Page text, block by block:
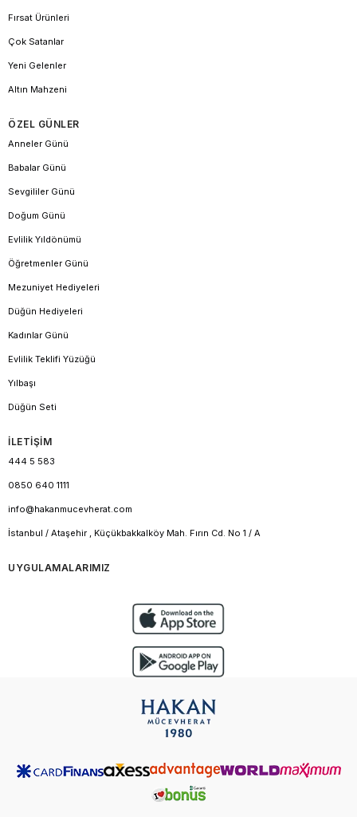
Fırsat Ürünleri
Çok Satanlar
Yeni Gelenler
Altın Mahzeni
ÖZEL GÜNLER
Anneler Günü
Babalar Günü
Sevgililer Günü
Doğum Günü
Evlilik Yıldönümü
Öğretmenler Günü
Mezuniyet Hediyeleri
Düğün Hediyeleri
Kadınlar Günü
Evlilik Teklifi Yüzüğü
Yılbaşı
Düğün Seti
İLETİŞİM
444 5 583
0850 640 1111
info@hakanmucevherat.com
İstanbul / Ataşehir , Küçükbakkalköy Mah. Fırın Cd. No 1 / A
UYGULAMALARIMIZ